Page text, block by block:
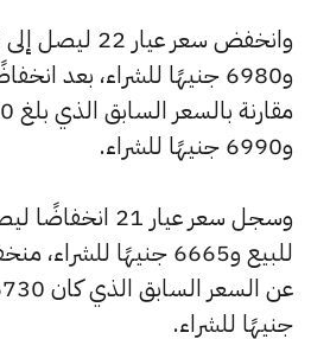
و6990 جنيهًا للشراء.
جنيهًا للشراء.